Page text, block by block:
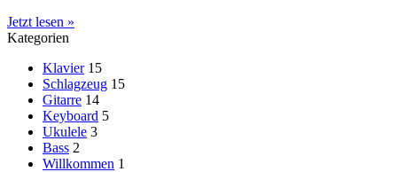
Jetzt lesen »
Kategorien
Klavier 15
Schlagzeug 15
Gitarre 14
Keyboard 5
Ukulele 3
Bass 2
Willkommen 1